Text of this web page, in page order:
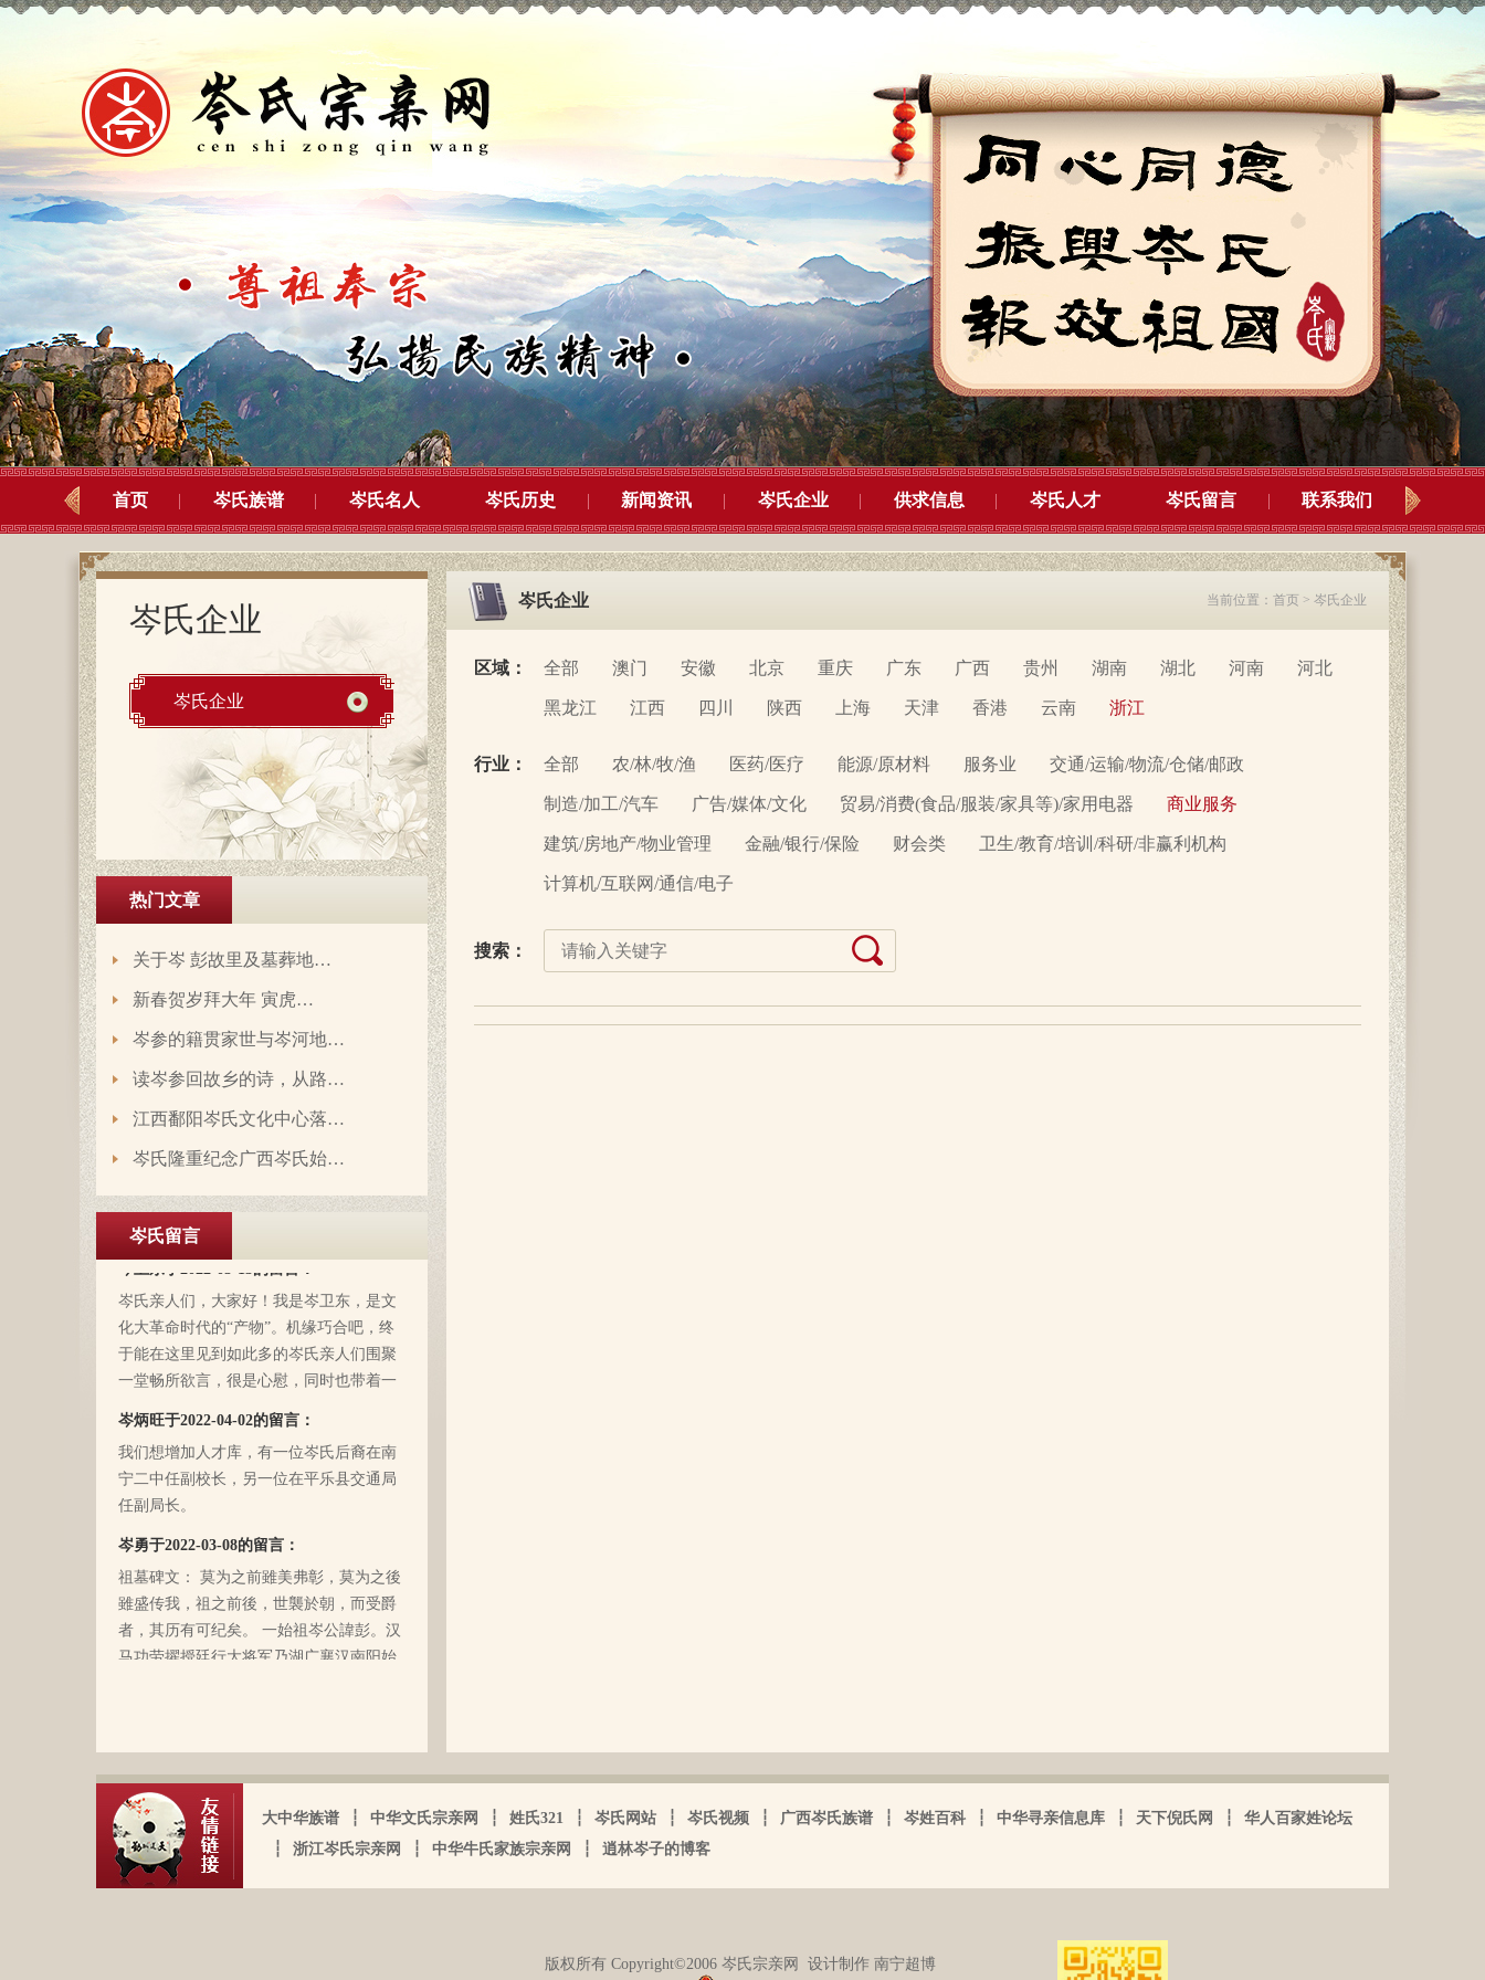
首页 岑氏族谱 岑氏名人 岑氏历史 新闻资讯 岑氏企业 供求信息 岑氏人才 岑氏留言 联系我们
岑氏企业
岑氏企业
热门文章
关于岑 彭故里及墓葬地…
新春贺岁拜大年 寅虎…
岑参的籍贯家世与岑河地…
读岑参回故乡的诗，从路…
江西鄱阳岑氏文化中心落…
岑氏隆重纪念广西岑氏始…
岑氏留言
岑延旺于2022-10-27的留言：
文革时期族谱被毁，但是按照广西西林字
辈排序，不知道我们是哪里来的了，老一
入21世纪后，没联系了……有没有人考证
一下。
岑卫东于2022-05-13的留言：
岑氏亲人们，大家好！我是岑卫东，是文
化大革命时代的“产物”。机缘巧合吧，终
于能在这里见到如此多的岑氏亲人们围聚
一堂畅所欲言，很是心慰，同时也带着一
（岑定伍）就不在世了，后来妈妈生我的
时候，又遇上文化大革命的浪潮，可能是
文化大革命复杂的氛围和我俩兄妹当时还
小的缘故吧，爸爸（岑国玉）一直守口如
爷的事情，甚至我妈妈都不知道一丁点。
再后来，我爸爸有一天突然得了急病，很
快就离我们而去了。我现在只有了解到爷
爷（岑定伍）有一个兄长，在逃难时失散
了（名字不详），之后爷爷就做起了生
的）。不知自己在有生之年，能否找到一
点点的线索否？愿上天给我一点希望，也
愿能从岑氏宗亲网里能得到一点点的线
索。万分感谢！！
岑炳旺于2022-04-02的留言：
我们想增加人才库，有一位岑氏后裔在南
宁二中任副校长，另一位在平乐县交通局
任副局长。
岑勇于2022-03-08的留言：
祖墓碑文： 莫为之前雖美弗彰，莫为之後
雖盛传我，祖之前後，世襲於朝，而受爵
者，其历有可纪矣。 一始祖岑公諱彭。汉
马功劳擢授廷行大将军乃湖广襄汉南阳始
伯颜。擢授田州中顺大夫试也。 一始祖岑
公諱永泰。擢授恩州奉训大夫试也。 一始
祖岑公諱辉。擢授岜鈴汎官总司守也。 一
始祖岑諱光裕。为国亡身，蒙上宪不忍昧
功臣，柱碑立祠，以祀之留後。仲述分住
于此，只克全後裔分为五枝，有孙国泰初
我爸，点开了他的微信头像，看到朋友
圈，发现了这个宗亲网的链接，就进来看
看。我想说 是，家里还有很多我爸当时收
集什么关于族谱的资料。不知道有没有人
需要？希望能对大家有用，不用放在家里
岑延旺于2022-10-27的留言：
湖南永州江华岭东一带散布着岑氏，因为
岑氏企业 当前位置： 首页 > 岑氏企业
区域： 全部 澳门 安徽 北京 重庆 广东 广西 贵州 湖南 湖北 河南 河北
黑龙江 江西 四川 陕西 上海 天津 香港 云南 浙江
行业： 全部 农/林/牧/渔 医药/医疗 能源/原材料 服务业 交通/运输/物流/仓储/邮政
制造/加工/汽车 广告/媒体/文化 贸易/消费(食品/服装/家具等)/家用电器 商业服务
建筑/房地产/物业管理 金融/银行/保险 财会类 卫生/教育/培训/科研/非赢利机构
计算机/互联网/通信/电子
搜索：
大中华族谱 ┆ 中华文氏宗亲网 ┆ 姓氏321 ┆ 岑氏网站 ┆ 岑氏视频 ┆ 广西岑氏族谱 ┆ 岑姓百科 ┆ 中华寻亲信息库 ┆ 天下倪氏网 ┆
华人百家姓论坛
┆
浙江岑氏宗亲网 ┆ 中华牛氏家族宗亲网 ┆ 逍林岑子的博客
版权所有 Copyright©2006 岑氏宗亲网 设计制作 南宁超博